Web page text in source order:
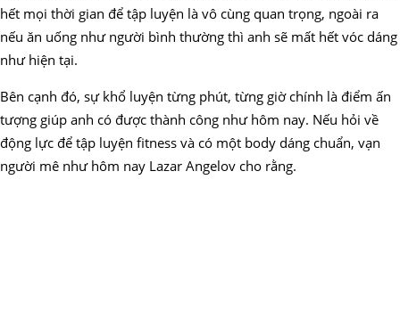
hết mọi thời gian để tập luyện là vô cùng quan trọng, ngoài ra
nếu ăn uống như người bình thường thì anh sẽ mất hết vóc dáng
như hiện tại.
Bên cạnh đó, sự khổ luyện từng phút, từng giờ chính là điểm ấn
tượng giúp anh có được thành công như hôm nay. Nếu hỏi về
động lực để tập luyện fitness và có một body dáng chuẩn, vạn
người mê như hôm nay Lazar Angelov cho rằng.